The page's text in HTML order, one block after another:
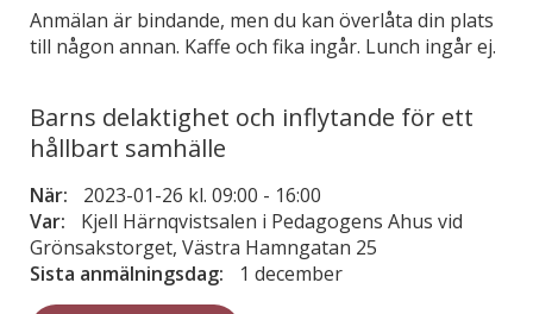
Anmälan är bindande, men du kan överlåta din plats
till någon annan. Kaffe och fika ingår. Lunch ingår ej.
Barns delaktighet och inflytande för ett
hållbart samhälle
När: 2023-01-26 kl. 09:00 - 16:00
Var:
Kjell Härnqvistsalen i Pedagogens Ahus vid
Grönsakstorget, Västra Hamngatan 25
Sista anmälningsdag:
1 december